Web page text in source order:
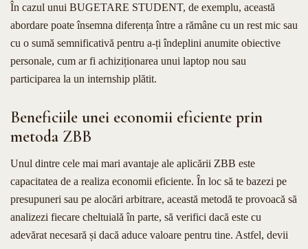
În cazul unui BUGETARE STUDENT, de exemplu, această
abordare poate însemna diferența între a rămâne cu un rest mic sau
cu o sumă semnificativă pentru a-ți îndeplini anumite obiective
personale, cum ar fi achiziționarea unui laptop nou sau
participarea la un internship plătit.
Beneficiile unei economii eficiente prin
metoda ZBB
Unul dintre cele mai mari avantaje ale aplicării ZBB este
capacitatea de a realiza economii eficiente. În loc să te bazezi pe
presupuneri sau pe alocări arbitrare, această metodă te provoacă să
analizezi fiecare cheltuială în parte, să verifici dacă este cu
adevărat necesară și dacă aduce valoare pentru tine. Astfel, devii